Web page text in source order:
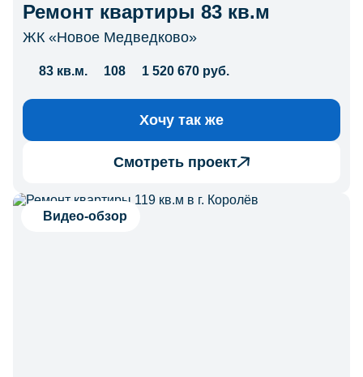
Ремонт квартиры 83 кв.м
ЖК «Новое Медведково»
83 кв.м. 108 1 520 670 руб.
Хочу так же
Смотреть проект
Видео-обзор